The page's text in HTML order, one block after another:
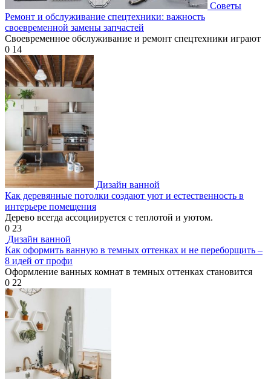
Советы
Ремонт и обслуживание спецтехники: важность
своевременной замены запчастей
Своевременное обслуживание и ремонт спецтехники играют
0 14
Дизайн ванной
Как деревянные потолки создают уют и естественность в
интерьере помещения
Дерево всегда ассоциируется с теплотой и уютом.
0 23
Дизайн ванной
Как оформить ванную в темных оттенках и не переборщить –
8 идей от профи
Оформление ванных комнат в темных оттенках становится
0 22